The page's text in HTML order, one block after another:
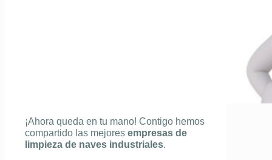
¡Ahora queda en tu mano! Contigo hemos
compartido las mejores empresas de
limpieza de naves industriales.